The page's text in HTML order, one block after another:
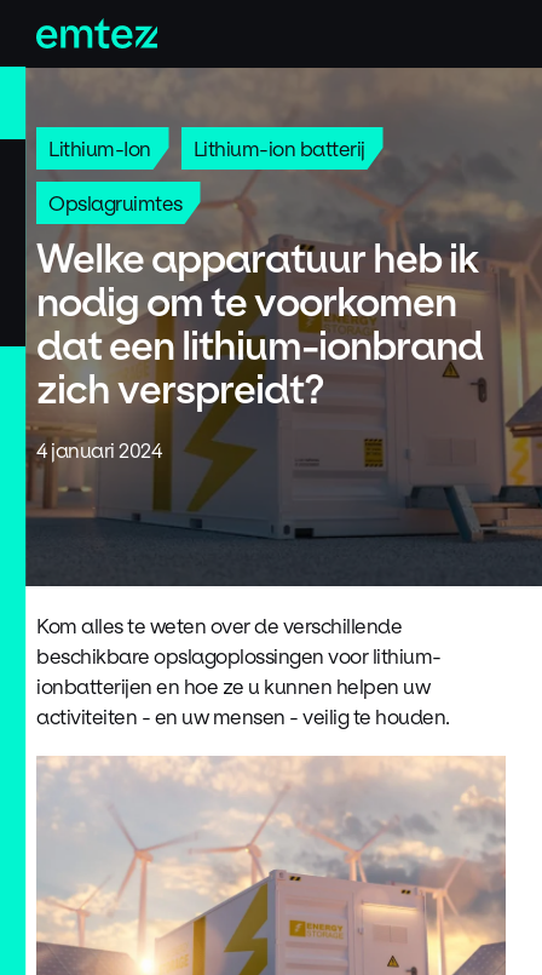
content
Lithium-Ion Lithium-ion batterij
Opslagruimtes
Welke apparatuur heb ik
nodig om te voorkomen
dat een lithium-ionbrand
zich verspreidt?
4 januari 2024
Kom alles te weten over de verschillende
beschikbare opslagoplossingen voor lithium-
ionbatterijen en hoe ze u kunnen helpen uw
activiteiten - en uw mensen - veilig te houden.